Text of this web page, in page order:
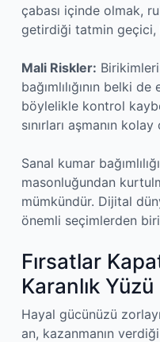
çabası içinde olmak,
getirdiği tatmin geçici,
Mali Riskler:
bağımlılığının belki
böylelikle kontrol
sınırları aşmanın
Sanal kumar
masonluğundan
mümkündür. Dijital
önemli seçimlerden
Fırsatlar
Karanlık Yüzü
Hayal gücünüzü
an, kazanmanın